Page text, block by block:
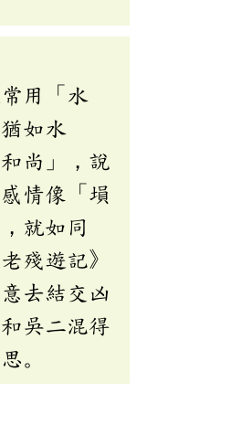
用「水
如水
尚」，說
情像「塤
就如同
殘遊記》
去結交凶
吳二混得
。